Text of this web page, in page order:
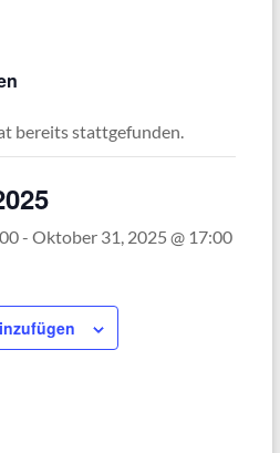
bereits stattgefunden.
- Oktober 31, 2025 @ 17:00